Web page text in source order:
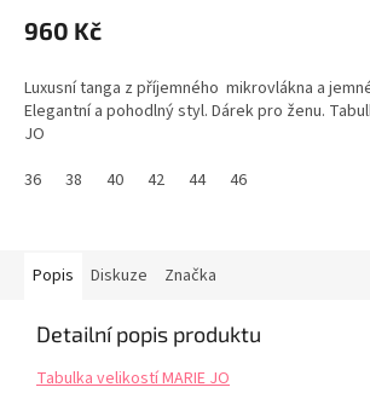
960 Kč
Luxusní tanga z příjemného mikrovlákna a
Elegantní a pohodlný styl. Dárek pro ženu.
JO
36
38 40 42 44 46
Popis Diskuze Značka
Detailní popis produktu
Tabulka velikostí MARIE JO